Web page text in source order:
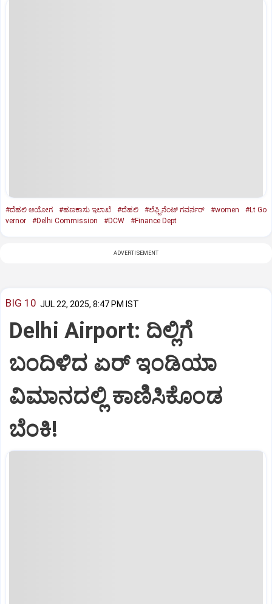
#ದೆಹಲಿ ಆಯೋಗ #ಹಣಕಾಸು ಇಲಾಖೆ #ದೆಹಲಿ #ಲೆಫ್ಟಿನೆಂಟ್ ಗವರ್ನರ್‌ #women
#Lt Go
vernor
#Delhi Commission #DCW #Finance Dept
ADVERTISEMENT
BIG 10 JUL 22, 2025, 8:47 PM IST
Delhi Airport: ದಿಲ್ಲಿಗೆ
ಬಂದಿಳಿದ ಏರ್‌ ಇಂಡಿಯಾ
ವಿಮಾನದಲ್ಲಿ ಕಾಣಿಸಿಕೊಂಡ
ಬೆಂಕಿ!